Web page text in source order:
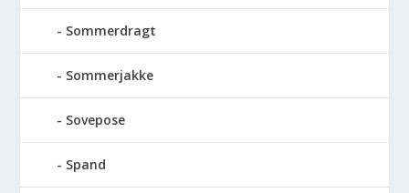
Sommerdragt
Sommerjakke
Sovepose
Spand